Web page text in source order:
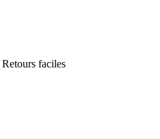
Retours faciles